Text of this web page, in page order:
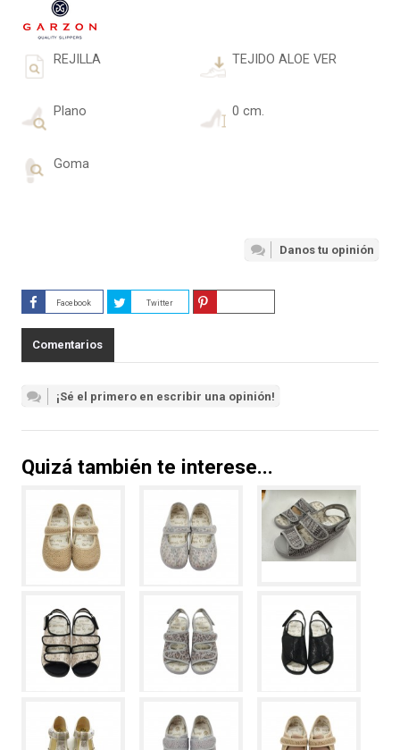
REJILLA TEJIDO ALOE VER
Plano 0 cm.
Goma
Danos tu opinión
Facebook Twitter
Comentarios
¡Sé el primero en escribir una opinión!
Quizá también te interese...